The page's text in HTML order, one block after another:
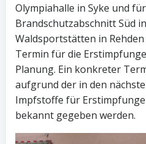
Olympiahalle in Syke und
Brandschutzabschnitt Süd
Waldsportstätten in
Termin für die
Planung. Ein konkreter
aufgrund der in den
Impfstoffe für
bekannt gegeben werden.